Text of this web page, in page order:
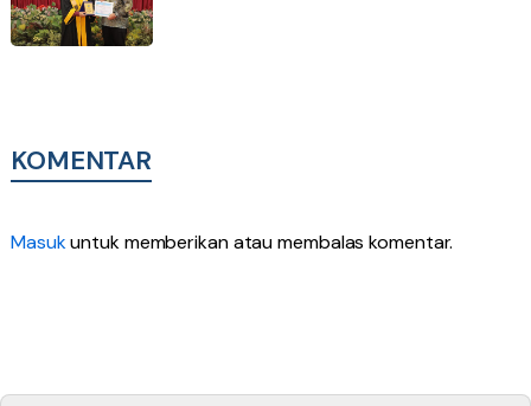
KOMENTAR
Masukuntuk memberikan atau membalas komentar.